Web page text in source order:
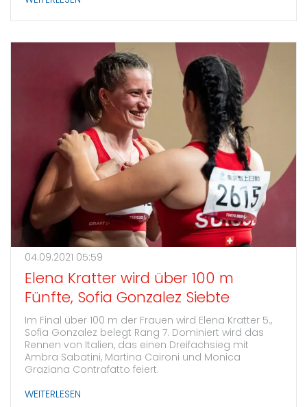
04.09.2021 05:59
Elena Kratter wird über 100 m
Fünfte, Sofia Gonzalez Siebte
Im Final über 100 m der Frauen wird Elena Kratter 5.,
Sofia Gonzalez belegt Rang 7. Dominiert wird das
Rennen von Italien, das einen Dreifachsieg mit
Ambra Sabatini, Martina Caironi und Monica
Graziana Contrafatto feiert.
WEITERLESEN